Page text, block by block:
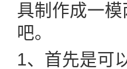
具制作成一
吧。
1、首先是可